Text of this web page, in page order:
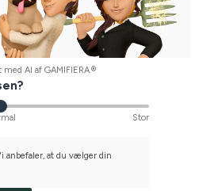
AI af GAMIFIERA.®
Stor
anbefaler, at du vælger din